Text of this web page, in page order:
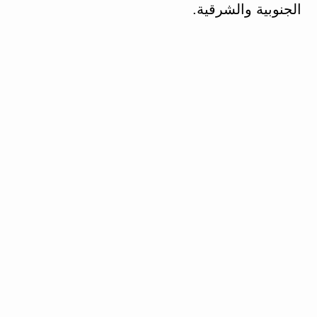
الجنوبية والشرقية.